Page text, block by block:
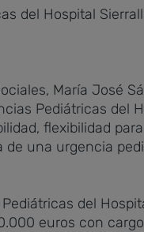
del Hospital
María José
Pediátricas del
flexibilidad
una urgencia
del
euros con